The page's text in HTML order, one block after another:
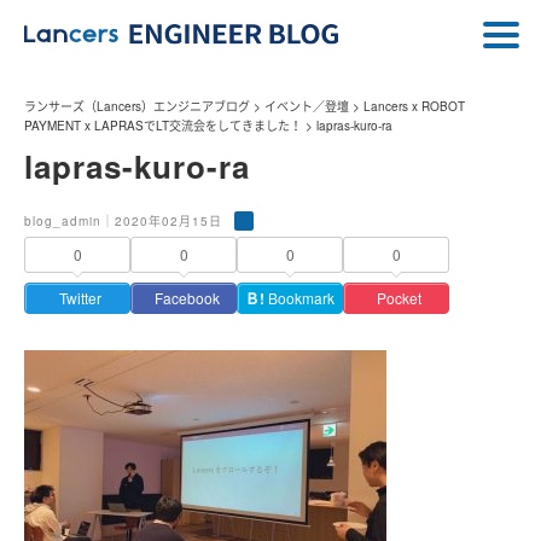
ランサーズ（Lancers）エンジニアブログ > イベント／登壇 > Lancers x ROBOT
PAYMENT x LAPRASでLT交流会をしてきました！ > lapras-kuro-ra
lapras-kuro-ra
blog_admin｜2020年02月15日
0
Twitter
0
Facebook
0
Ｂ! Bookmark
0
Pocket